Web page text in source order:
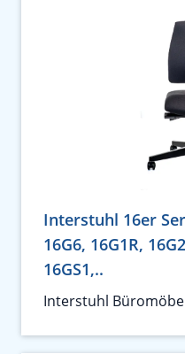
Interstuhl 16er
16G6, 16G1R,
16GS1,..
Interstuhl